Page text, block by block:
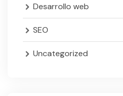
Desarrollo web
SEO
Uncategorized